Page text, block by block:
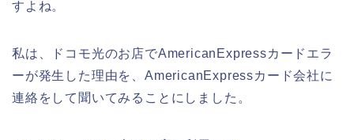
すよね。
私は、ドコモ光のお店でAmericanExpressカードエラ
ーが発生した理由を、AmericanExpressカード会社に
連絡をして聞いてみることにしました。